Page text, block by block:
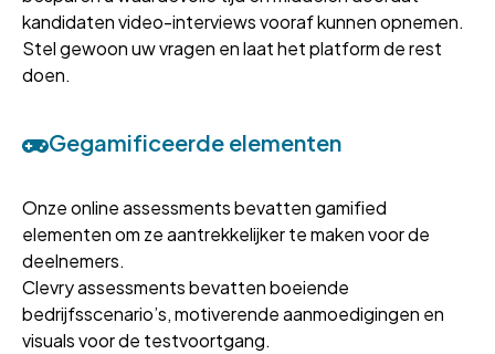
kandidaten video-interviews vooraf kunnen opnemen.
Stel gewoon uw vragen en laat het platform de rest
doen.
Gegamificeerde elementen
Onze online assessments bevatten gamified
elementen om ze aantrekkelijker te maken voor de
deelnemers.
Clevry assessments bevatten boeiende
bedrijfsscenario’s, motiverende aanmoedigingen en
visuals voor de testvoortgang.